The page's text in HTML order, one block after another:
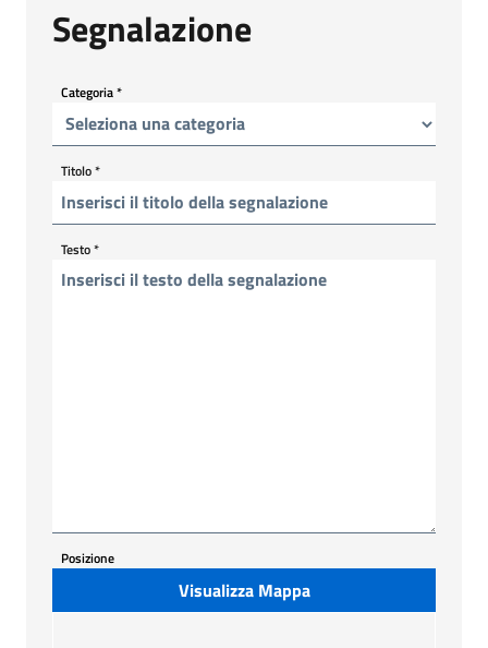
Segnalazione
Categoria*
Titolo*
Testo*
Posizione
Visualizza Mappa